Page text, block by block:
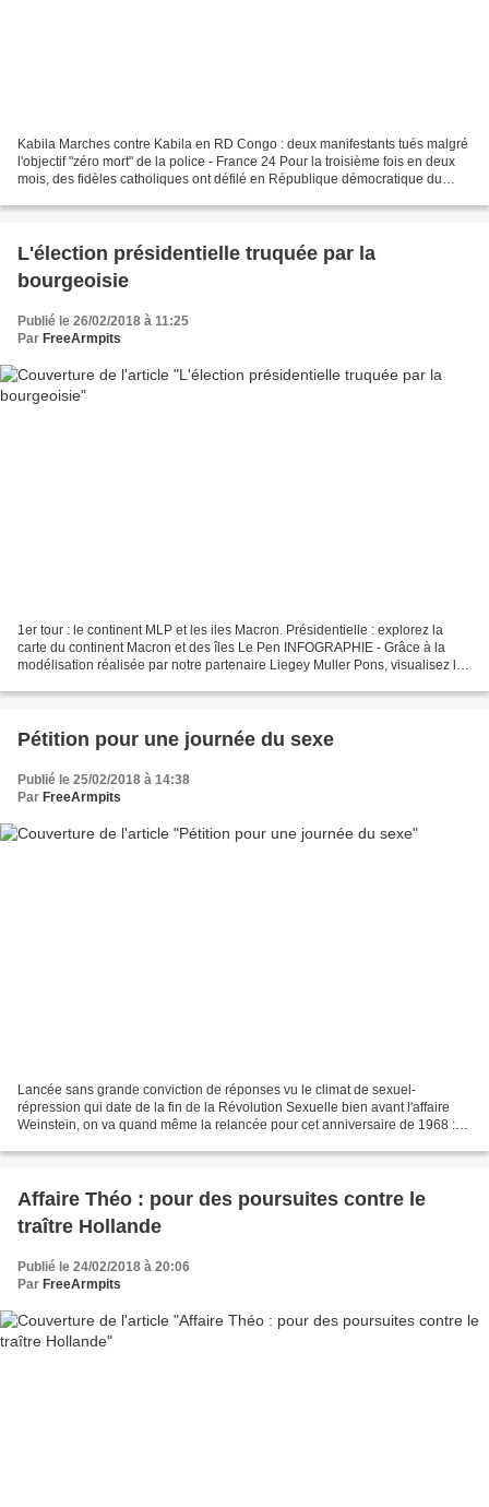
Kabila Marches contre Kabila en RD Congo : deux manifestants tués malgré
l'objectif "zéro mort" de la police - France 24 Pour la troisième fois en deux
mois, des fidèles catholiques ont défilé en République démocratique du
L'élection présidentielle truquée par la
bourgeoisie
Publié le 26/02/2018 à 11:25
Par FreeArmpits
1er tour : le continent MLP et les iles Macron. Présidentielle : explorez la
carte du continent Macron et des îles Le Pen INFOGRAPHIE - Grâce à la
modélisation réalisée par notre partenaire Liegey Muller Pons, visualisez les
Pétition pour une journée du sexe
Publié le 25/02/2018 à 14:38
Par FreeArmpits
Lancée sans grande conviction de réponses vu le climat de sexuel-
répression qui date de la fin de la Révolution Sexuelle bien avant l'affaire
Weinstein, on va quand même la relancée pour cet anniversaire de 1968 :
Affaire Théo : pour des poursuites contre le
traître Hollande
Publié le 24/02/2018 à 20:06
Par FreeArmpits